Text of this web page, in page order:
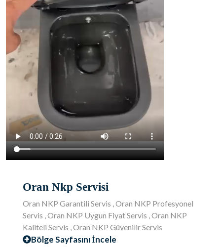
Oran Nkp Servisi
Oran NKP Garantili Servis , Oran NKP Profesyonel
Servis , Oran NKP Uygun Fiyat Servis , Oran NKP
Kaliteli Servis , Oran NKP Güvenilir Servis
Bölge Sayfasını İncele